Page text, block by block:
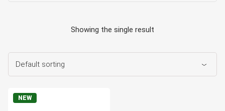
Showing the single result
NEW